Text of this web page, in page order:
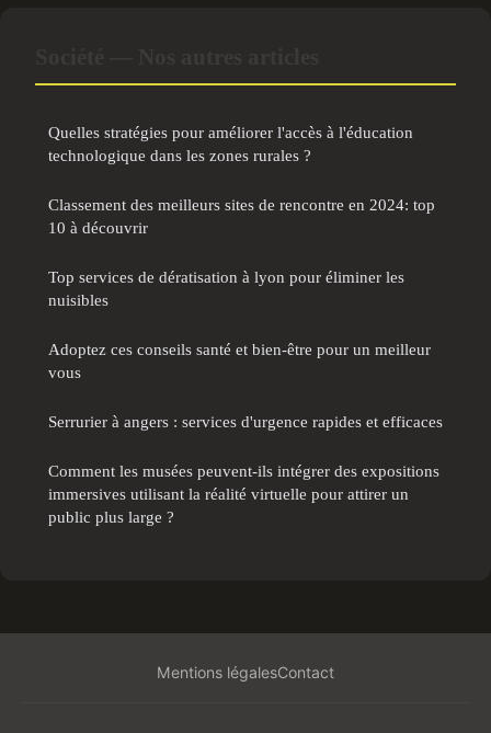
Quelles stratégies pour améliorer l'accès à l'éducation
technologique dans les zones rurales ?
Classement des meilleurs sites de rencontre en 2024: top
10 à découvrir
Top services de dératisation à lyon pour éliminer les
nuisibles
Adoptez ces conseils santé et bien-être pour un meilleur
vous
Serrurier à angers : services d'urgence rapides et efficaces
Comment les musées peuvent-ils intégrer des expositions
immersives utilisant la réalité virtuelle pour attirer un
public plus large ?
Mentions légalesContact